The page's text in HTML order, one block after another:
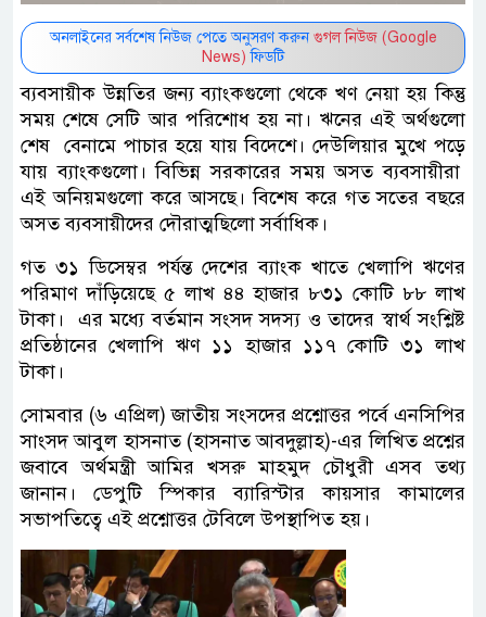
অনলাইনের সর্বশেষ নিউজ পেতে অনুসরণ করুন গুগল নিউজ (Google
News) ফিডটি
ব্যবসায়ীক উন্নতির জন্য ব্যাংকগুলো থেকে খণ নেয়া হয় কিন্তু
সময় শেষে সেটি আর পরিশোধ হয় না। ঋনের এই অর্থগুলো
শেষ বেনামে পাচার হয়ে যায় বিদেশে। দেউলিয়ার মুখে পড়ে
যায় ব্যাংকগুলো। বিভিন্ন সরকারের সময় অসত ব্যবসায়ীরা
এই অনিয়মগুলো করে আসছে। বিশেষ করে গত সতের বছরে
অসত ব্যবসায়ীদের দৌরাত্মছিলো সর্বাধিক।
গত ৩১ ডিসেম্বর পর্যন্ত দেশের ব্যাংক খাতে খেলাপি ঋণের
পরিমাণ দাঁড়িয়েছে ৫ লাখ ৪৪ হাজার ৮৩১ কোটি ৮৮ লাখ
টাকা। এর মধ্যে বর্তমান সংসদ সদস্য ও তাদের স্বার্থ সংশ্লিষ্ট
প্রতিষ্ঠানের খেলাপি ঋণ ১১ হাজার ১১৭ কোটি ৩১ লাখ
টাকা।
সোমবার (৬ এপ্রিল) জাতীয় সংসদের প্রশ্নোত্তর পর্বে এনসিপির
সাংসদ আবুল হাসনাত (হাসনাত আবদুল্লাহ)-এর লিখিত প্রশ্নের
জবাবে অর্থমন্ত্রী আমির খসরু মাহমুদ চৌধুরী এসব তথ্য
জানান। ডেপুটি স্পিকার ব্যারিস্টার কায়সার কামালের
সভাপতিত্বে এই প্রশ্নোত্তর টেবিলে উপস্থাপিত হয়।